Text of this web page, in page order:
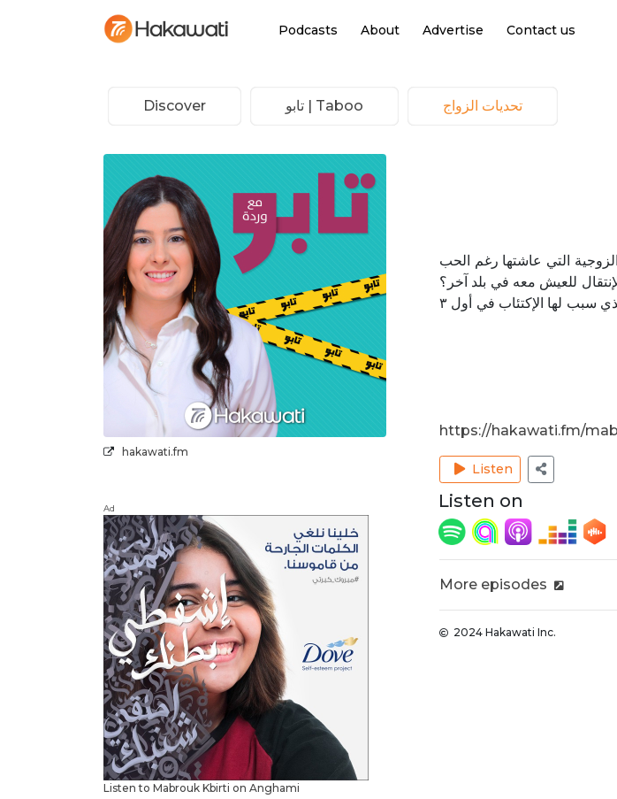
Podcasts About Advertise Contact us
Discover Taboo | تابو تحديات الزواج
hakawati.fm
Ad
Listen to Mabrouk Kbirti on Anghami
التي عاشتها رغم الحب
للعيش معه في بلد آخر؟
هل تعتبر شهر العسل ايجابي أم سلبي؟ كيف تعاملت مع فرق الثقافات بينهما وما الذي سبب لها الإكتئاب في أول ٣
https://hakawati.fm/
Listen
Listen on
More episodes
2024 Hakawati Inc.